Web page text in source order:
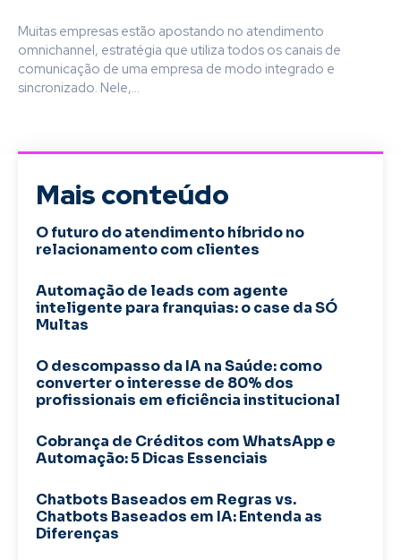
Muitas empresas estão apostando no atendimento
omnichannel, estratégia que utiliza todos os canais de
comunicação de uma empresa de modo integrado e
sincronizado. Nele,...
Mais conteúdo
O futuro do atendimento híbrido no
relacionamento com clientes
Automação de leads com agente
inteligente para franquias: o case da SÓ
Multas
O descompasso da IA na Saúde: como
converter o interesse de 80% dos
profissionais em eficiência institucional
Cobrança de Créditos com WhatsApp e
Automação: 5 Dicas Essenciais
Chatbots Baseados em Regras vs.
Chatbots Baseados em IA: Entenda as
Diferenças